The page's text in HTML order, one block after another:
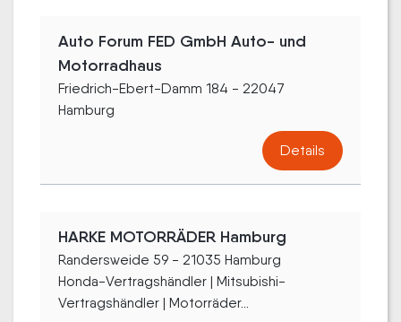
Auto Forum FED GmbH Auto- und
Motorradhaus
Friedrich-Ebert-Damm 184 - 22047
Hamburg
Details
HARKE MOTORRÄDER Hamburg
Randersweide 59 - 21035 Hamburg
Honda-Vertragshändler | Mitsubishi-
Vertragshändler | Motorräder...